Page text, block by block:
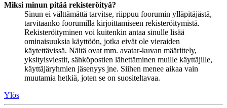
Miksi minun pitää rekisteröityä?
Sinun ei välttämättä tarvitse, riippuu foorumin ylläpitäjästä,
tarvitaanko foorumilla kirjoittamiseen rekisteröitymistä.
Rekisteröityminen voi kuitenkin antaa sinulle lisää
ominaisuuksia käyttöön, jotka eivät ole vieraiden
käytettävissä. Näitä ovat mm. avatar-kuvan määrittely,
yksityisviestit, sähköpostien lähettäminen muille käyttäjille,
käyttäjäryhmien jäsenyys jne. Siihen menee aikaa vain
muutamia hetkiä, joten se on suositeltavaa.
Ylös